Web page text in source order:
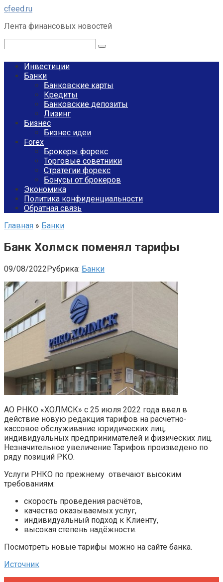
Перейти
контенту
cfeed.ru
Лента финансовых новостей
Инвестиции
Банки
Банковские карты
Кредиты
Банковские депозиты
Лизинг
Бизнес
Бизнес идеи
Forex
Брокеры форекс
Торговые советники
Стратегии форекс
Бонусы от брокеров
Экономика
Политика конфиденциальности
Обратная связь
Главная » Банки
Банк Холмск поменял тарифы
09/08/2022Рубрика: Банки
АО РНКО «ХОЛМСК» с 25 июля 2022 года ввел в
действие новую редакция тарифов на расчетно-
кассовое обслуживание юридических лиц,
индивидуальных предпринимателей и физических лиц.
Незначительное увеличение Тарифов произведено по
ряду позиций РКО.
Услуги РНКО по прежнему отвечают высоким
требованиям:
скорость проведения расчётов,
качество оказываемых услуг,
индивидуальный подход к Клиенту,
высокая степень надёжности.
Посмотреть новые тарифы можно на сайте банка.
Источник